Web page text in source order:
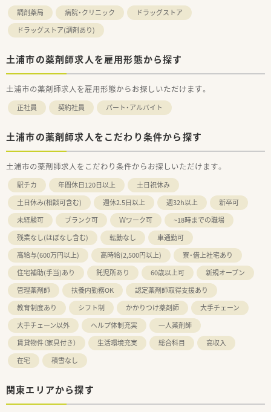
調剤薬局 病院・クリニック
ドラッグストア
ドラッグストア(調剤あり)
土浦市の薬剤師求人を雇用形態から探す
土浦市の薬剤師求人を雇用形態からお探しいただけます。
正社員 契約社員 パート・アルバイト
土浦市の薬剤師求人をこだわり条件から探す
土浦市の薬剤師求人をこだわり条件からお探しいただけます。
駅チカ 年間休日120日以上
土日祝休み
土日休み(相談可含む)
週休2.5日以上 週32h以上
新卒可
未経験可
ブランク可 Ｗワーク可
~18時までの職場
残業なし(ほぼなし含む)
転勤なし
車通勤可
高給与(600万円以上)
高時給(2,500円以上)
寮・借上社宅あり
住宅補助(手当)あり
託児所あり 60歳以上可
新規オープン
管理薬剤師
扶養内勤務OK
認定薬剤師取得支援あり
教育制度あり
シフト制 かかりつけ薬剤師
大手チェーン
大手チェーン以外
ヘルプ体制充実
一人薬剤師
賃貸物件（家具付き）
生活環境充実 総合科目
高収入
在宅
積雪なし
関東エリアから探す